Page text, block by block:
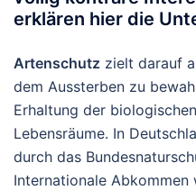
erklären hier die
Artenschutz zielt darauf
dem Aussterben zu
Erhaltung der
Lebensräume. In
durch das
Internationale Abkommen